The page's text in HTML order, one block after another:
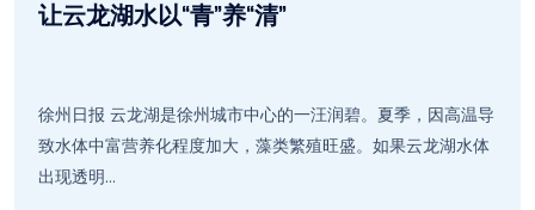
让云龙湖水以“青”养“清”
徐州日报 云龙湖是徐州城市中心的一汪润碧。夏季，因高温导
致水体中富营养化程度加大，藻类繁殖旺盛。如果云龙湖水体
出现透明...